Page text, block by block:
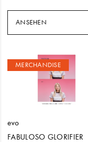
ANSEHEN
MERCHANDISE
evo
FABULOSO GLORIFIER